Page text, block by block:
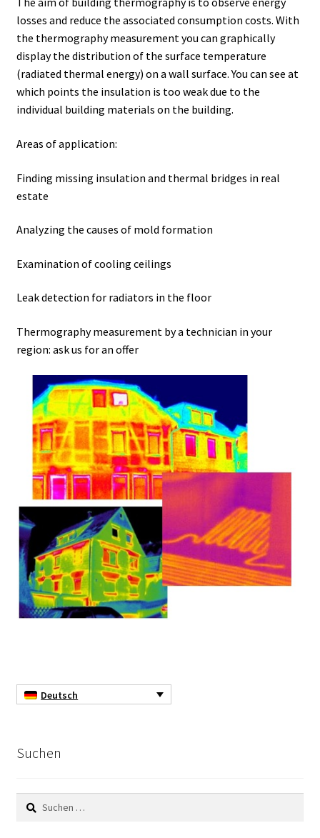
Allgemeine Geschäftsbedingungen
Anfrage für Angebote
Antibiotika Analyse
Autoklave
Automation mit Lea
Automatisierung mit Labvision
Beschleunigung
Bioreaktor
Bunsenbrenner
Chemische Komponente Analyse
Cookie-Richtlinie (EU)
Datenschutzerklärung
Digitale Anzeige
Download
Druck- Messung und Datenlogger
Druckdatenlogger
Einkaufswagen
Einweg-Temperatur Logger
losses and reduce the associated consumption costs. With
the thermography measurement you can graphically
display the distribution of the surface temperature
(radiated thermal energy) on a wall surface. You can see at
which points the insulation is too weak due to the
individual building materials on the building.
Areas of application:
Finding missing insulation and thermal bridges in real
estate
Analyzing the causes of mold formation
Examination of cooling ceilings
Leak detection for radiators in the floor
Thermography measurement by a technician in your
region: ask us for an offer
Deutsch
Suchen
Suchen
nach: